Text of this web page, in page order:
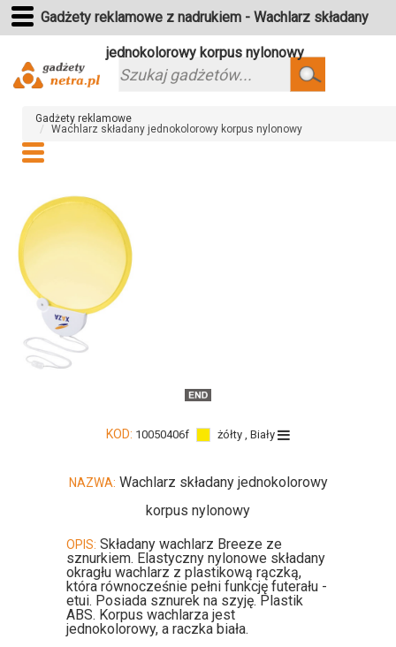
Gadżety reklamowe z nadrukiem - Wachlarz składany
jednokolorowy korpus nylonowy
Szukaj
Gadżety reklamowe
Wachlarz składany jednokolorowy korpus nylonowy
KOD: 10050406f żółty , Biały
NAZWA: Wachlarz składany jednokolorowy
korpus nylonowy
OPIS: Składany wachlarz Breeze ze
sznurkiem. Elastyczny nylonowe składany
okragłu wachlarz z plastikową rączką,
która równocześnie pełni funkcję futerału -
etui. Posiada sznurek na szyję. Plastik
ABS. Korpus wachlarza jest
jednokolorowy, a raczka biała.